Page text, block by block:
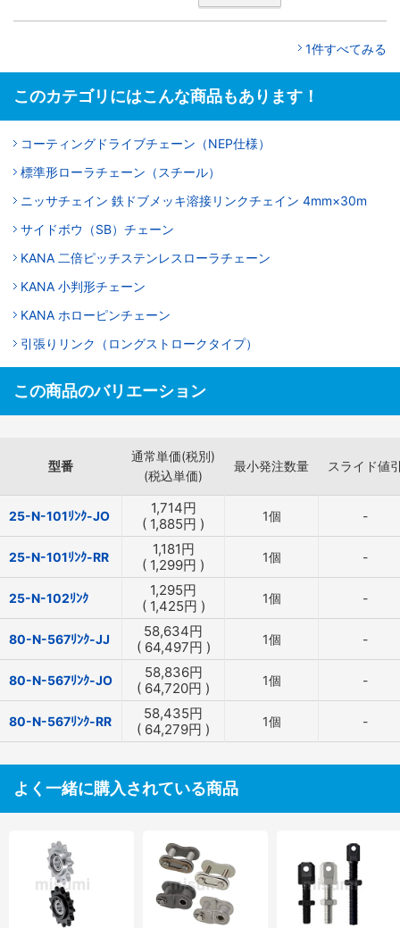
1件すべてみる
このカテゴリにはこんな商品もあります！
コーティングドライブチェーン（NEP仕様）
標準形ローラチェーン（スチール）
ニッサチェイン 鉄ドブメッキ溶接リンクチェイン 4mm×30m
サイドボウ（SB）チェーン
KANA 二倍ピッチステンレスローラチェーン
KANA 小判形チェーン
KANA ホローピンチェーン
引張りリンク（ロングストロークタイプ）
この商品のバリエーション
型番
通常単価(税別)
(税込単価)
最小発注数量 スライド値
25-N-101ﾘﾝｸ-JO 1,714円
( 1,885円 ) 1個 -
25-N-101ﾘﾝｸ-RR 1,181円
( 1,299円 ) 1個 -
25-N-102ﾘﾝｸ 1,295円
( 1,425円 ) 1個 -
80-N-567ﾘﾝｸ-JJ 58,634円
( 64,497円 ) 1個 -
80-N-567ﾘﾝｸ-JO 58,836円
( 64,720円 ) 1個 -
80-N-567ﾘﾝｸ-RR 58,435円
( 64,279円 ) 1個 -
よく一緒に購入されている商品